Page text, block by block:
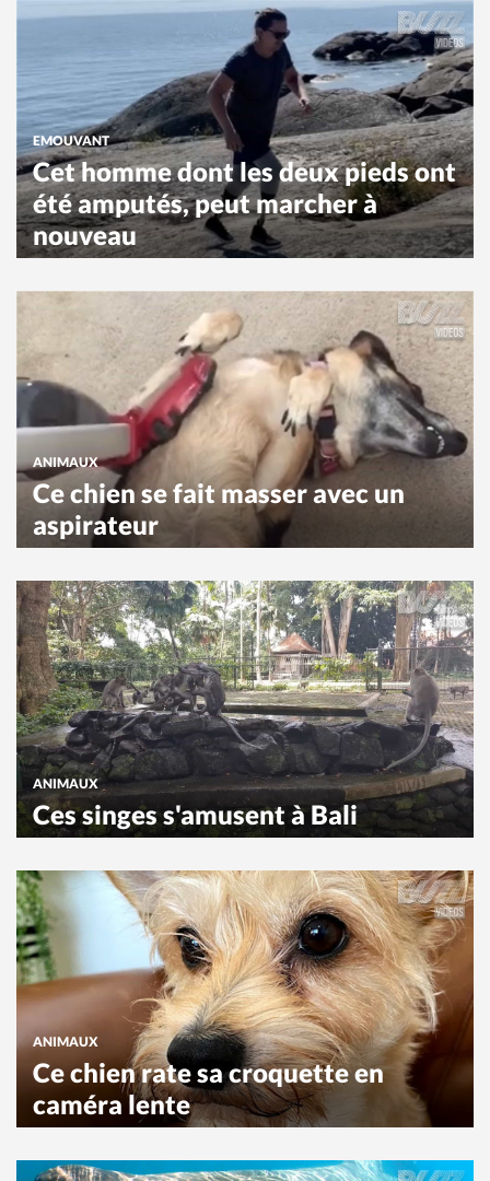
EMOUVANT
Cet homme dont les deux pieds ont
été amputés, peut marcher à
nouveau
ANIMAUX
Ce chien se fait masser avec un
aspirateur
ANIMAUX
Ces singes s'amusent à Bali
ANIMAUX
Ce chien rate sa croquette en
caméra lente